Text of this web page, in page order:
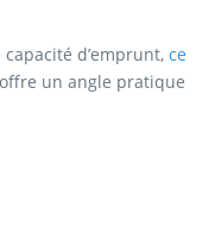
d’emprunt, ce
offre un angle pratique